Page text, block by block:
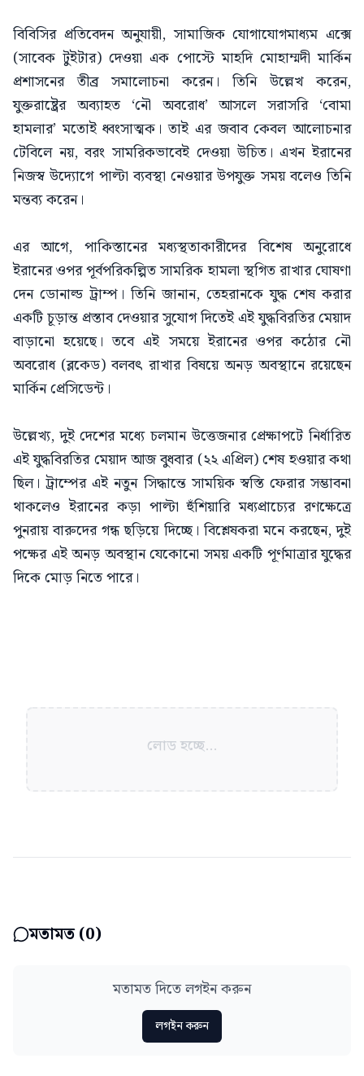
বিবিসির প্রতিবেদন অনুযায়ী, সামাজিক যোগাযোগমাধ্যম এক্সে
(সাবেক টুইটার) দেওয়া এক পোস্টে মাহদি মোহাম্মদী মার্কিন
প্রশাসনের তীব্র সমালোচনা করেন। তিনি উল্লেখ করেন,
যুক্তরাষ্ট্রের অব্যাহত ‘নৌ অবরোধ’ আসলে সরাসরি ‘বোমা
হামলার’ মতোই ধ্বংসাত্মক। তাই এর জবাব কেবল আলোচনার
টেবিলে নয়, বরং সামরিকভাবেই দেওয়া উচিত। এখন ইরানের
নিজস্ব উদ্যোগে পাল্টা ব্যবস্থা নেওয়ার উপযুক্ত সময় বলেও তিনি
মন্তব্য করেন।
এর আগে, পাকিস্তানের মধ্যস্থতাকারীদের বিশেষ অনুরোধে
ইরানের ওপর পূর্বপরিকল্পিত সামরিক হামলা স্থগিত রাখার ঘোষণা
দেন ডোনাল্ড ট্রাম্প। তিনি জানান, তেহরানকে যুদ্ধ শেষ করার
একটি চূড়ান্ত প্রস্তাব দেওয়ার সুযোগ দিতেই এই যুদ্ধবিরতির মেয়াদ
বাড়ানো হয়েছে। তবে এই সময়ে ইরানের ওপর কঠোর নৌ
অবরোধ (ব্লকেড) বলবৎ রাখার বিষয়ে অনড় অবস্থানে রয়েছেন
মার্কিন প্রেসিডেন্ট।
উল্লেখ্য, দুই দেশের মধ্যে চলমান উত্তেজনার প্রেক্ষাপটে নির্ধারিত
এই যুদ্ধবিরতির মেয়াদ আজ বুধবার (২২ এপ্রিল) শেষ হওয়ার কথা
ছিল। ট্রাম্পের এই নতুন সিদ্ধান্তে সাময়িক স্বস্তি ফেরার সম্ভাবনা
থাকলেও ইরানের কড়া পাল্টা হুঁশিয়ারি মধ্যপ্রাচ্যের রণক্ষেত্রে
পুনরায় বারুদের গন্ধ ছড়িয়ে দিচ্ছে। বিশ্লেষকরা মনে করছেন, দুই
পক্ষের এই অনড় অবস্থান যেকোনো সময় একটি পূর্ণমাত্রার যুদ্ধের
দিকে মোড় নিতে পারে।
লোড হচ্ছে...
মতামত (0)
মতামত দিতে লগইন করুন
লগইন করুন